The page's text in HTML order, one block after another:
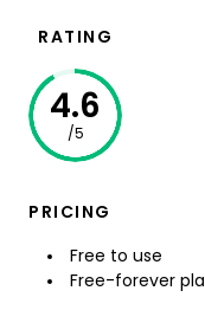
RATING
4.6
/5
PRICING
Free to use
Free-forever